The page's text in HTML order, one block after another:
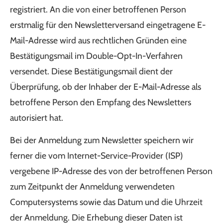
registriert. An die von einer betroffenen Person
erstmalig für den Newsletterversand eingetragene E-
Mail-Adresse wird aus rechtlichen Gründen eine
Bestätigungsmail im Double-Opt-In-Verfahren
versendet. Diese Bestätigungsmail dient der
Überprüfung, ob der Inhaber der E-Mail-Adresse als
betroffene Person den Empfang des Newsletters
autorisiert hat.
Bei der Anmeldung zum Newsletter speichern wir
ferner die vom Internet-Service-Provider (ISP)
vergebene IP-Adresse des von der betroffenen Person
zum Zeitpunkt der Anmeldung verwendeten
Computersystems sowie das Datum und die Uhrzeit
der Anmeldung. Die Erhebung dieser Daten ist